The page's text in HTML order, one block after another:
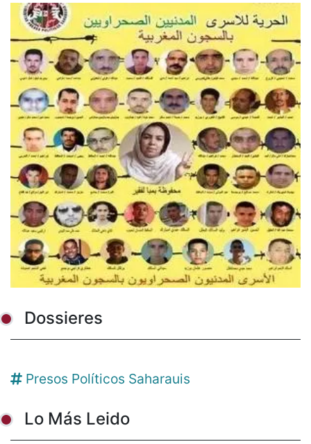
Dossieres
Presos Políticos Saharauis
Lo Más Leido